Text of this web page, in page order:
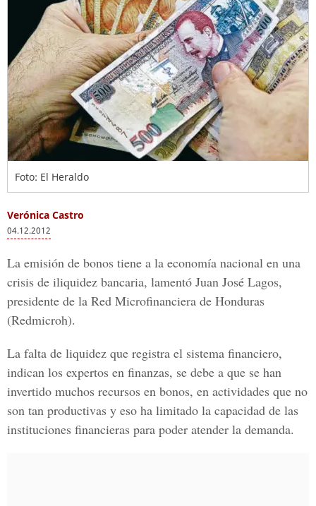
Foto: El Heraldo
Verónica Castro
04.12.2012
La emisión de bonos tiene a la economía nacional en una
crisis de iliquidez bancaria, lamentó Juan José Lagos,
presidente de la Red Microfinanciera de Honduras
(Redmicroh).
La falta de liquidez que registra el sistema financiero,
indican los expertos en finanzas, se debe a que se han
invertido muchos recursos en bonos, en actividades que no
son tan productivas y eso ha limitado la capacidad de las
instituciones financieras para poder atender la demanda.